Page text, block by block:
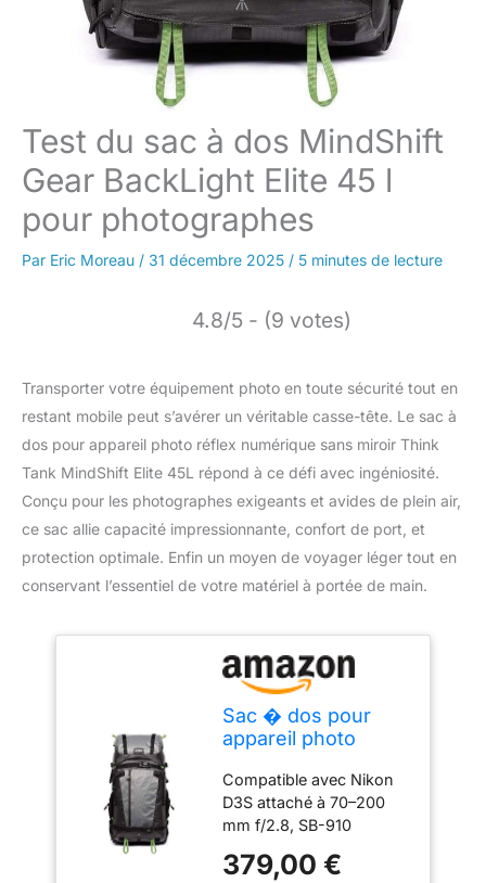
Test du sac à dos MindShift
Gear BackLight Elite 45 l
pour photographes
Par Eric Moreau / 31 décembre 2025 / 5 minutes de lecture
4.8/5 - (9 votes)
Transporter votre équipement photo en toute sécurité tout en
restant mobile peut s’avérer un véritable casse-tête. Le sac à
dos pour appareil photo réflex numérique sans miroir Think
Tank MindShift Elite 45L répond à ce défi avec ingéniosité.
Conçu pour les photographes exigeants et avides de plein air,
ce sac allie capacité impressionnante, confort de port, et
protection optimale. Enfin un moyen de voyager léger tout en
conservant l’essentiel de votre matériel à portée de main.
Sac � dos pour
appareil photo
sans miroir Think
Tank MindShift Elite
45L
Compatible avec Nikon
D3S attaché à 70–200
mm f/2.8, SB-910
Macro, Sigma 35 mm
379,00 €